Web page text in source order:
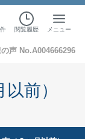
閲覧履歴 メニュー
声 No.A004666296
前）